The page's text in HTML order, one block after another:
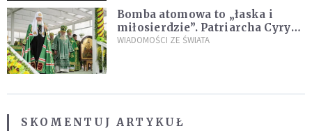
Bomba atomowa to „łaska i
miłosierdzie”. Patriarcha Cyryl
wychwala Putina
WIADOMOŚCI ZE ŚWIATA
SKOMENTUJ ARTYKUŁ